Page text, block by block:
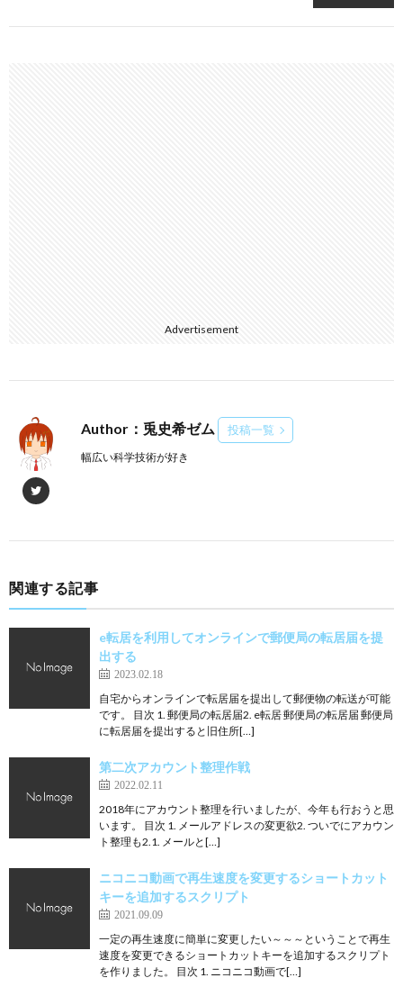
Advertisement
Author：兎史希ゼム 投稿一覧
幅広い科学技術が好き
関連する記事
e転居を利用してオンラインで郵便局の転居届を提
出する
2023.02.18
自宅からオンラインで転居届を提出して郵便物の転送が可能
です。 目次 1. 郵便局の転居届2. e転居 郵便局の転居届 郵便局
に転居届を提出すると旧住所[…]
第二次アカウント整理作戦
2022.02.11
2018年にアカウント整理を行いましたが、今年も行おうと思
います。 目次 1. メールアドレスの変更欲2. ついでにアカウン
ト整理も2.1. メールと[…]
ニコニコ動画で再生速度を変更するショートカット
キーを追加するスクリプト
2021.09.09
一定の再生速度に簡単に変更したい～～～ということで再生
速度を変更できるショートカットキーを追加するスクリプト
を作りました。 目次 1. ニコニコ動画で[…]